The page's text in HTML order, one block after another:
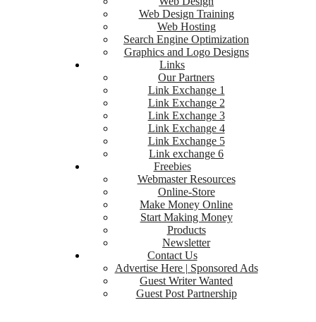
Web Design Training
Web Hosting
Search Engine Optimization
Graphics and Logo Designs
Links
Our Partners
Link Exchange 1
Link Exchange 2
Link Exchange 3
Link Exchange 4
Link Exchange 5
Link exchange 6
Freebies
Webmaster Resources
Online-Store
Make Money Online
Start Making Money
Products
Newsletter
Contact Us
Advertise Here | Sponsored Ads
Guest Writer Wanted
Guest Post Partnership